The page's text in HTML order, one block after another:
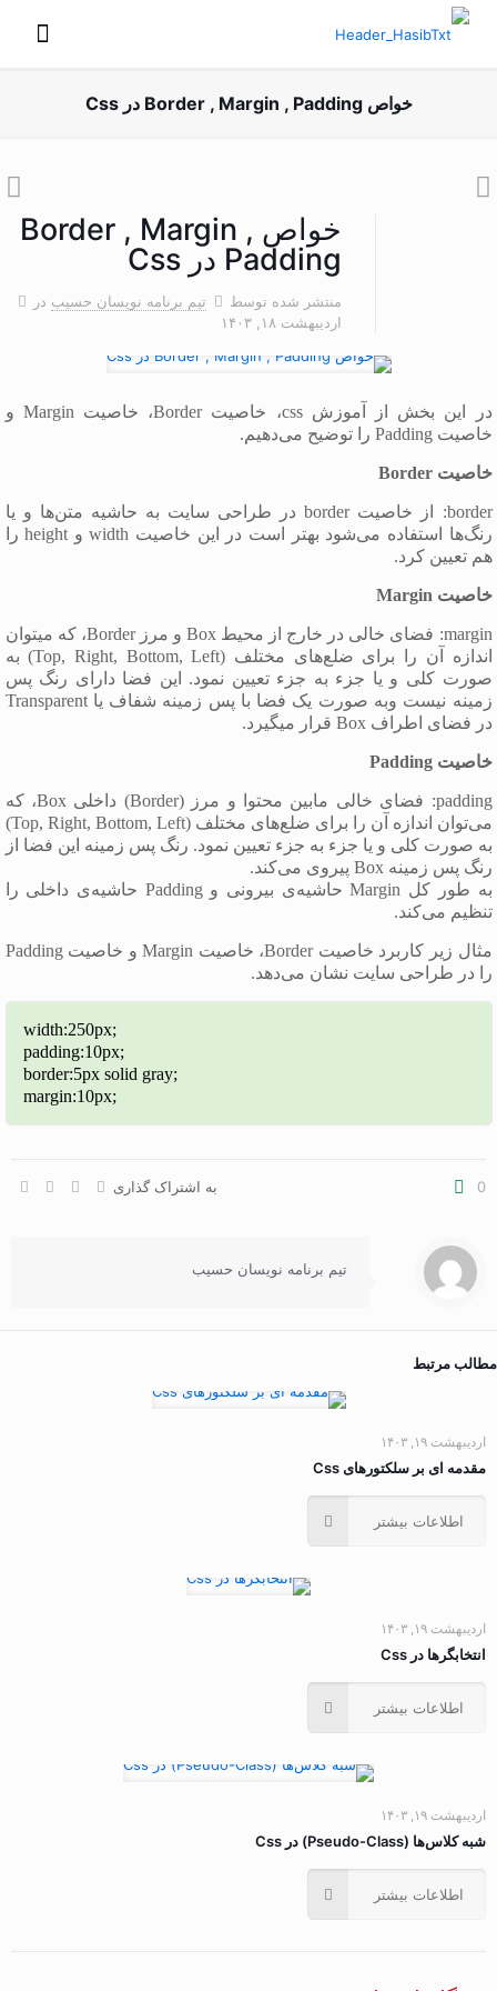
خواص Border , Margin , Padding در Css
خواص Border , Margin ,
Padding در Css
منتشر شده توسط تیم برنامه نویسان حسیب در
اردیبهشت ۱۸, ۱۴۰۳
در این بخش از آموزش css، خاصیت Border، خاصیت Margin و
خاصیت Padding را توضیح می‌دهیم.
خاصیت Border
border: از خاصیت border در طراحی سایت به حاشیه متن‌ها و یا
رنگ‌ها استفاده می‌شود بهتر است در این خاصیت width و height را
هم تعیین کرد.
خاصیت Margin
margin: فضای خالی در خارج از محیط Box و مرز Border، که میتوان
اندازه آن را برای ضلع‌های مختلف (Top, Right, Bottom, Left) به
صورت کلی و یا جزء به جزء تعیین نمود. این فضا دارای رنگ پس
زمینه نیست وبه صورت یک فضا با پس زمینه شفاف یا Transparent
در فضای اطراف Box قرار میگیرد.
خاصیت Padding
padding: فضای خالی مابین محتوا و مرز (Border) داخلی Box، که
می‌توان اندازه آن را برای ضلع‌های مختلف (Top, Right, Bottom, Left)
به صورت کلی و یا جزء به جزء تعیین نمود. رنگ پس زمینه این فضا از
رنگ پس زمینه Box پیروی می‌کند.
به طور کل Margin حاشیه‌ی بیرونی و Padding حاشیه‌ی داخلی را
تنظیم می‌کند.
مثال زیر کاربرد خاصیت Border، خاصیت Margin و خاصیت Padding
را در طراحی سایت نشان می‌دهد.
width:250px;
padding:10px;
border:5px solid gray;
margin:10px;
به اشتراک گذاری 0
تیم برنامه نویسان حسیب
مطالب مرتبط
اردیبهشت ۱۹, ۱۴۰۳
مقدمه ای بر سلکتورهای Css
اطلاعات بیشتر
اردیبهشت ۱۹, ۱۴۰۳
انتخابگرها در Css
اطلاعات بیشتر
اردیبهشت ۱۹, ۱۴۰۳
شبه کلاس‌ها (Pseudo-Class) در Css
اطلاعات بیشتر